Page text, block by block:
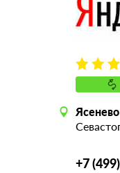
Ясенево
+7